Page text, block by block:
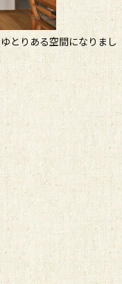
とりある空間になりまし